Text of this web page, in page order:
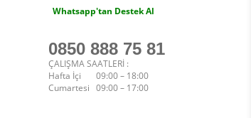
Whatsapp'tan Destek Al
0850 888 75 81
ÇALIŞMA SAATLERİ :
Hafta İçi 09:00 – 18:00
Cumartesi 09:00 – 17:00